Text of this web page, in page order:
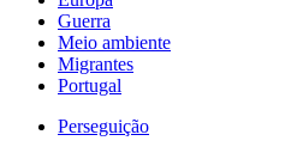
Guerra
Meio ambiente
Migrantes
Portugal
Perseguição